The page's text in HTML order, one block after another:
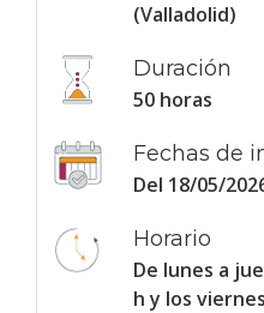
(Valladolid)
Duración
50 horas
Fechas de
Del 18/05/
Horario
De lunes a
h y los